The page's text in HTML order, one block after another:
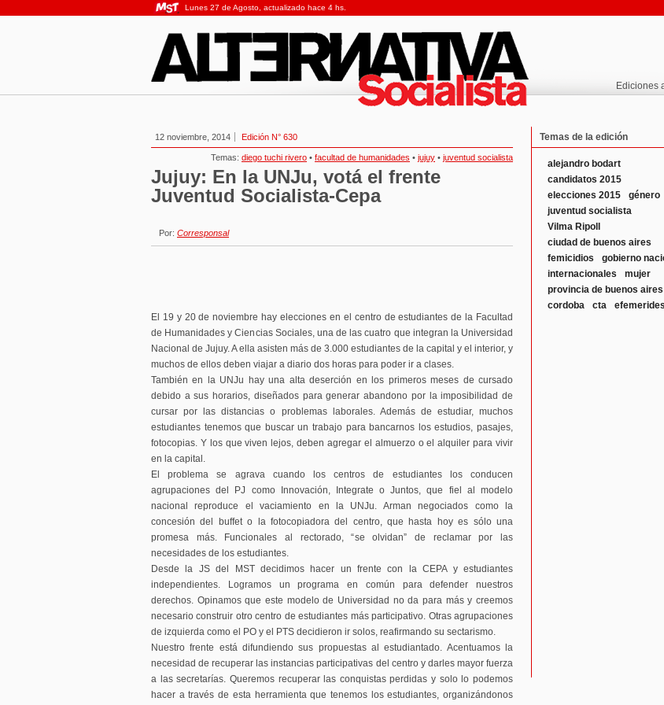
Lunes 27 de Agosto, actualizado hace 4 hs.
Ediciones
12 noviembre, 2014 Edición N° 630
Temas: diego tuchi rivero • facultad de humanidades • jujuy • juventud socialista
Jujuy: En la UNJu, votá el frente
Juventud Socialista-Cepa
Por: Corresponsal
El 19 y 20 de noviembre hay elecciones en el centro de estudiantes de la Facultad
de Humanidades y Ciencias Sociales, una de las cuatro que integran la Universidad
Nacional de Jujuy. A ella asisten más de 3.000 estudiantes de la capital y el interior, y
muchos de ellos deben viajar a diario dos horas para poder ir a clases.
También en la UNJu hay una alta deserción en los primeros meses de cursado
debido a sus horarios, diseñados para generar abandono por la imposibilidad de
cursar por las distancias o problemas laborales. Además de estudiar, muchos
estudiantes tenemos que buscar un trabajo para bancarnos los estudios, pasajes,
fotocopias. Y los que viven lejos, deben agregar el almuerzo o el alquiler para vivir
en la capital.
El problema se agrava cuando los centros de estudiantes los conducen
agrupaciones del PJ como Innovación, Integrate o Juntos, que fiel al modelo
nacional reproduce el vaciamiento en la UNJu. Arman negociados como la
concesión del buffet o la fotocopiadora del centro, que hasta hoy es sólo una
promesa más. Funcionales al rectorado, “se olvidan” de reclamar por las
necesidades de los estudiantes.
Desde la JS del MST decidimos hacer un frente con la CEPA y estudiantes
independientes. Logramos un programa en común para defender nuestros
derechos. Opinamos que este modelo de Universidad no da para más y creemos
necesario construir otro centro de estudiantes más participativo. Otras agrupaciones
de izquierda como el PO y el PTS decidieron ir solos, reafirmando su sectarismo.
Nuestro frente está difundiendo sus propuestas al estudiantado. Acentuamos la
necesidad de recuperar las instancias participativas del centro y darles mayor fuerza
a las secretarías. Queremos recuperar las conquistas perdidas y solo lo podemos
hacer a través de esta herramienta que tenemos los estudiantes, organizándonos
Temas de la edición
alejandro bodart
candidatos 2015
elecciones 2015
género
juventud socialista
Vilma Ripoll
ciudad de buenos aires
femicidios
gobierno
internacionales
mujer
provincia de buenos aires
cordoba
cta efemerides